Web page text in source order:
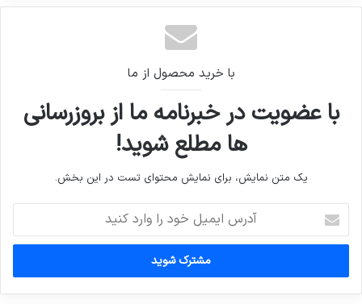
با خرید محصول از ما
با عضویت در خبرنامه ما از بروزرسانی
ها مطلع شوید!
یک متن نمایش، برای نمایش محتوای تست در این بخش.
ایمیل
خود
وارد
کنید